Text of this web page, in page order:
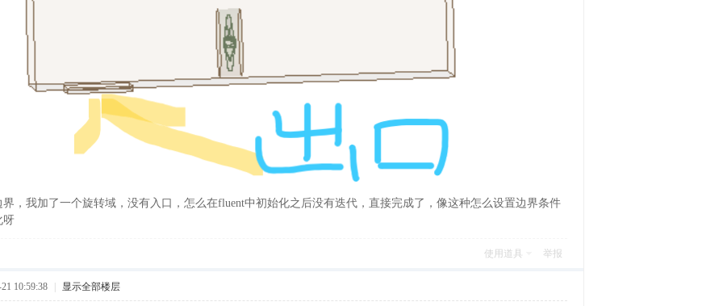
，我加了一个旋转域，没有入口，怎么在fluent中初始化之后没有迭代，直接完成了，像这种怎么设置边界条件
呀
使用道具 举报
10:59:38 显示全部楼层